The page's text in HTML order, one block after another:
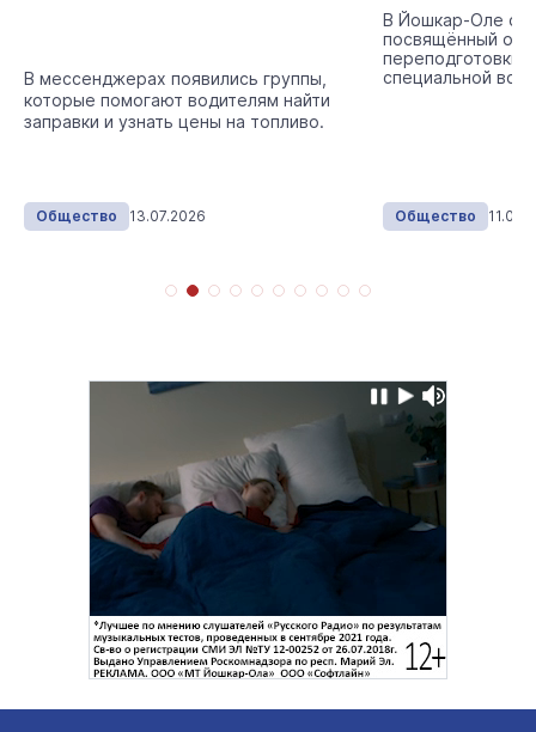
В мессенджерах появились группы,
которые помогают водителям найти
заправки и узнать цены на топливо.
Общество 13.07.2026
В Йошкар-Оле
посвящённый
переподготовки
специальной
Общество